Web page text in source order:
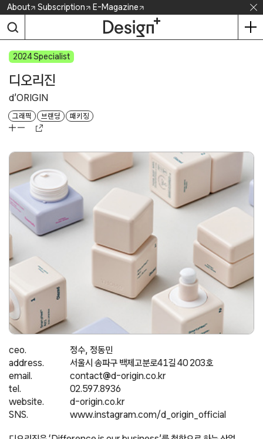
Skip
content
About Subscription E-Magazine
2024
디오리진
d’ORIGIN
그래픽 브랜딩 패키징
ceo.
정수, 정동민
address.
서울시 송파구 백제고분로41길 40 203호
email.
contact@d-origin.co.kr
tel.
02.597.8936
website.
d-origin.co.kr
SNS.
www.instagram.com/d_origin_official